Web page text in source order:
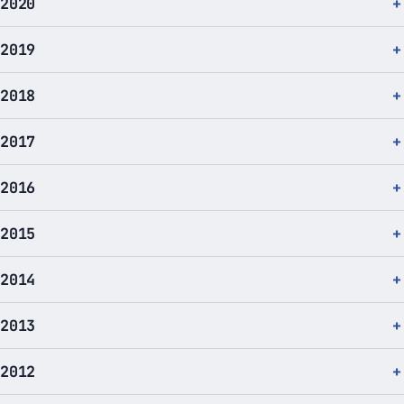
2019
2018
2017
2016
2015
2014
2013
2012